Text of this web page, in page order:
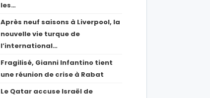
les…
Après neuf saisons à Liverpool, la
nouvelle vie turque de
l’international…
Fragilisé, Gianni Infantino tient
une réunion de crise à Rabat
Le Qatar accuse Israël de